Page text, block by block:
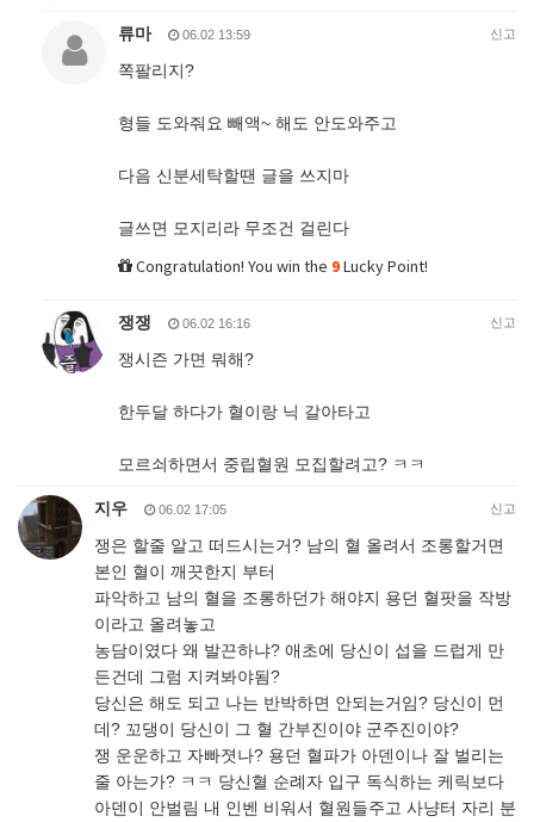
류마 06.02 13:59 신고
쪽팔리지?
형들 도와줘요 빼액~ 해도 안도와주고
다음 신분세탁할땐 글을 쓰지마
글쓰면 모지리라 무조건 걸린다
Congratulation! You win the 9Lucky Point!
쟁쟁 06.02 16:16 신고
쟁시즌 가면 뭐해?
한두달 하다가 혈이랑 닉 갈아타고
모르쇠하면서 중립혈원 모집할려고? ㅋㅋ
지우 06.02 17:05 신고
쟁은 할줄 알고 떠드시는거? 남의 혈 올려서 조롱할거면
본인 혈이 깨끗한지 부터
파악하고 남의 혈을 조롱하던가 해야지 용던 혈팟을 작방
이라고 올려놓고
농담이였다 왜 발끈하냐? 애초에 당신이 섭을 드럽게 만
든건데 그럼 지켜봐야됨?
당신은 해도 되고 나는 반박하면 안되는거임? 당신이 먼
데? 꼬댕이 당신이 그 혈 간부진이야 군주진이야?
쟁 운운하고 자빠졋나? 용던 혈파가 아덴이나 잘 벌리는
줄 아는가? ㅋㅋ 당신혈 순례자 입구 독식하는 케릭보다
아덴이 안벌림 내 인벤 비워서 혈원들주고 사냥터 자리 분